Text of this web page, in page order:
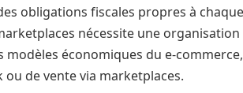
obligations fiscales propres à
nécessite une
économiques du e-commerce,
ou de vente via marketplaces.